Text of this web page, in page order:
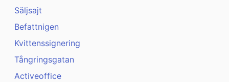
Säljsajt
Befattnigen
Kvittenssignering
Tångringsgatan
Activeoffice